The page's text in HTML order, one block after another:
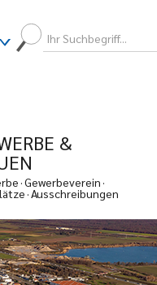
&
Gewerbeverein
Ausschreibungen